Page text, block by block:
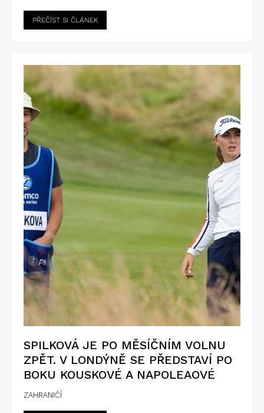
PŘEČÍST SI ČLÁNEK
SPILKOVÁ JE PO MĚSÍČNÍM VOLNU
ZPĚT. V LONDÝNĚ SE PŘEDSTAVÍ PO
BOKU KOUSKOVÉ A NAPOLEAOVÉ
ZAHRANIČÍ